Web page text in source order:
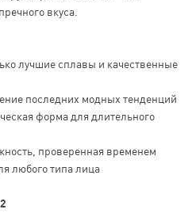
вкуса.
лучшие сплавы и качественные
последних модных тенденций
форма для длительного
проверенная временем
любого типа лица